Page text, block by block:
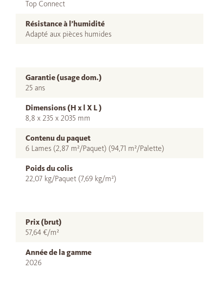
Top Connect
Résistance à l’humidité
Adapté aux pièces humides
Garantie (usage dom.)
25 ans
Dimensions (H x l X L )
8,8 x 235 x 2035 mm
Contenu du paquet
6 Lames (2,87 m²/Paquet) (94,71 m²/Palette)
Poids du colis
22,07 kg/Paquet (7,69 kg/m²)
Prix (brut)
57,64 €/m²
Année de la gamme
2026